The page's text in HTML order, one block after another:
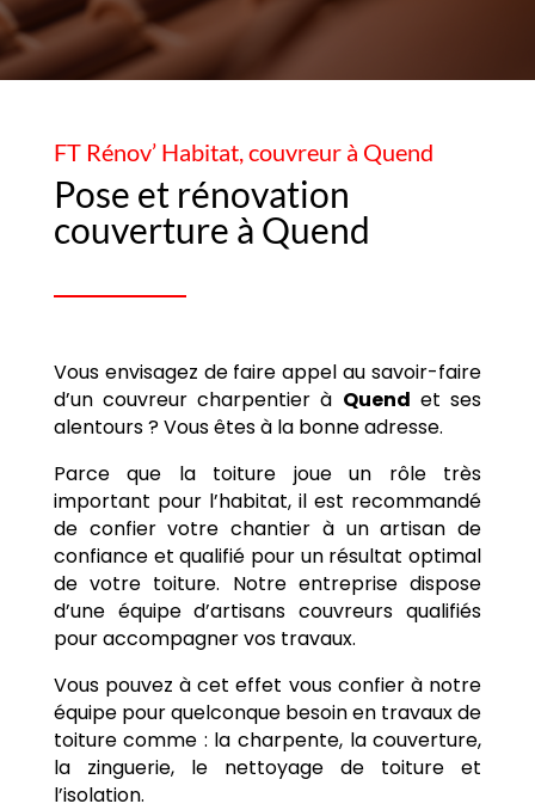
FT Rénov’ Habitat, couvreur à Quend
Pose et rénovation
couverture à Quend
Vous envisagez de faire appel au savoir-faire
d’un couvreur charpentier à Quend et ses
alentours ? Vous êtes à la bonne adresse.
Parce que la toiture joue un rôle très
important pour l’habitat, il est recommandé
de confier votre chantier à un artisan de
confiance et qualifié pour un résultat optimal
de votre toiture. Notre entreprise dispose
d’une équipe d’artisans couvreurs qualifiés
pour accompagner vos travaux.
Vous pouvez à cet effet vous confier à notre
équipe pour quelconque besoin en travaux de
toiture comme : la charpente, la couverture,
la zinguerie, le nettoyage de toiture et
l’isolation.